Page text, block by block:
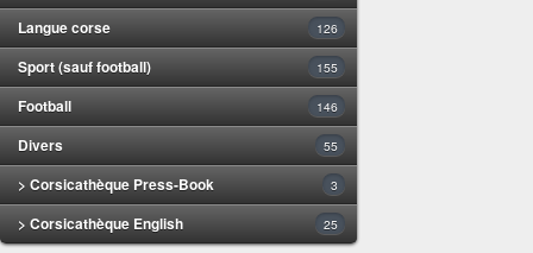
Langue corse 126
Sport (sauf football) 155
Football 146
Divers 55
> Corsicathèque Press-Book 3
> Corsicathèque English 25